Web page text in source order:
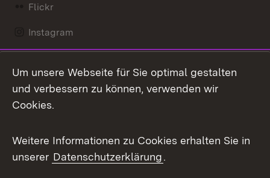
Flickr
Instagram
Mastodon
Messenger
Social Wall
X / Twitter
Um unsere Webseite für Sie optimal gestalten
und verbessern zu können, verwenden wir
Cookies.
Weitere Informationen zu Cookies erhalten Sie in
unserer Datenschutzerklärung.